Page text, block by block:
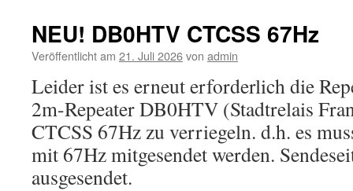
NEU! DB0HTV CTCSS 67Hz
Veröffentlicht am 21. Juli 2026von admin
Leider ist es erneut erforderlich die
2m-Repeater DB0HTV (Stadtrelais
CTCSS 67Hz zu verriegeln. d.h. es
mit 67Hz mitgesendet werden.
ausgesendet.